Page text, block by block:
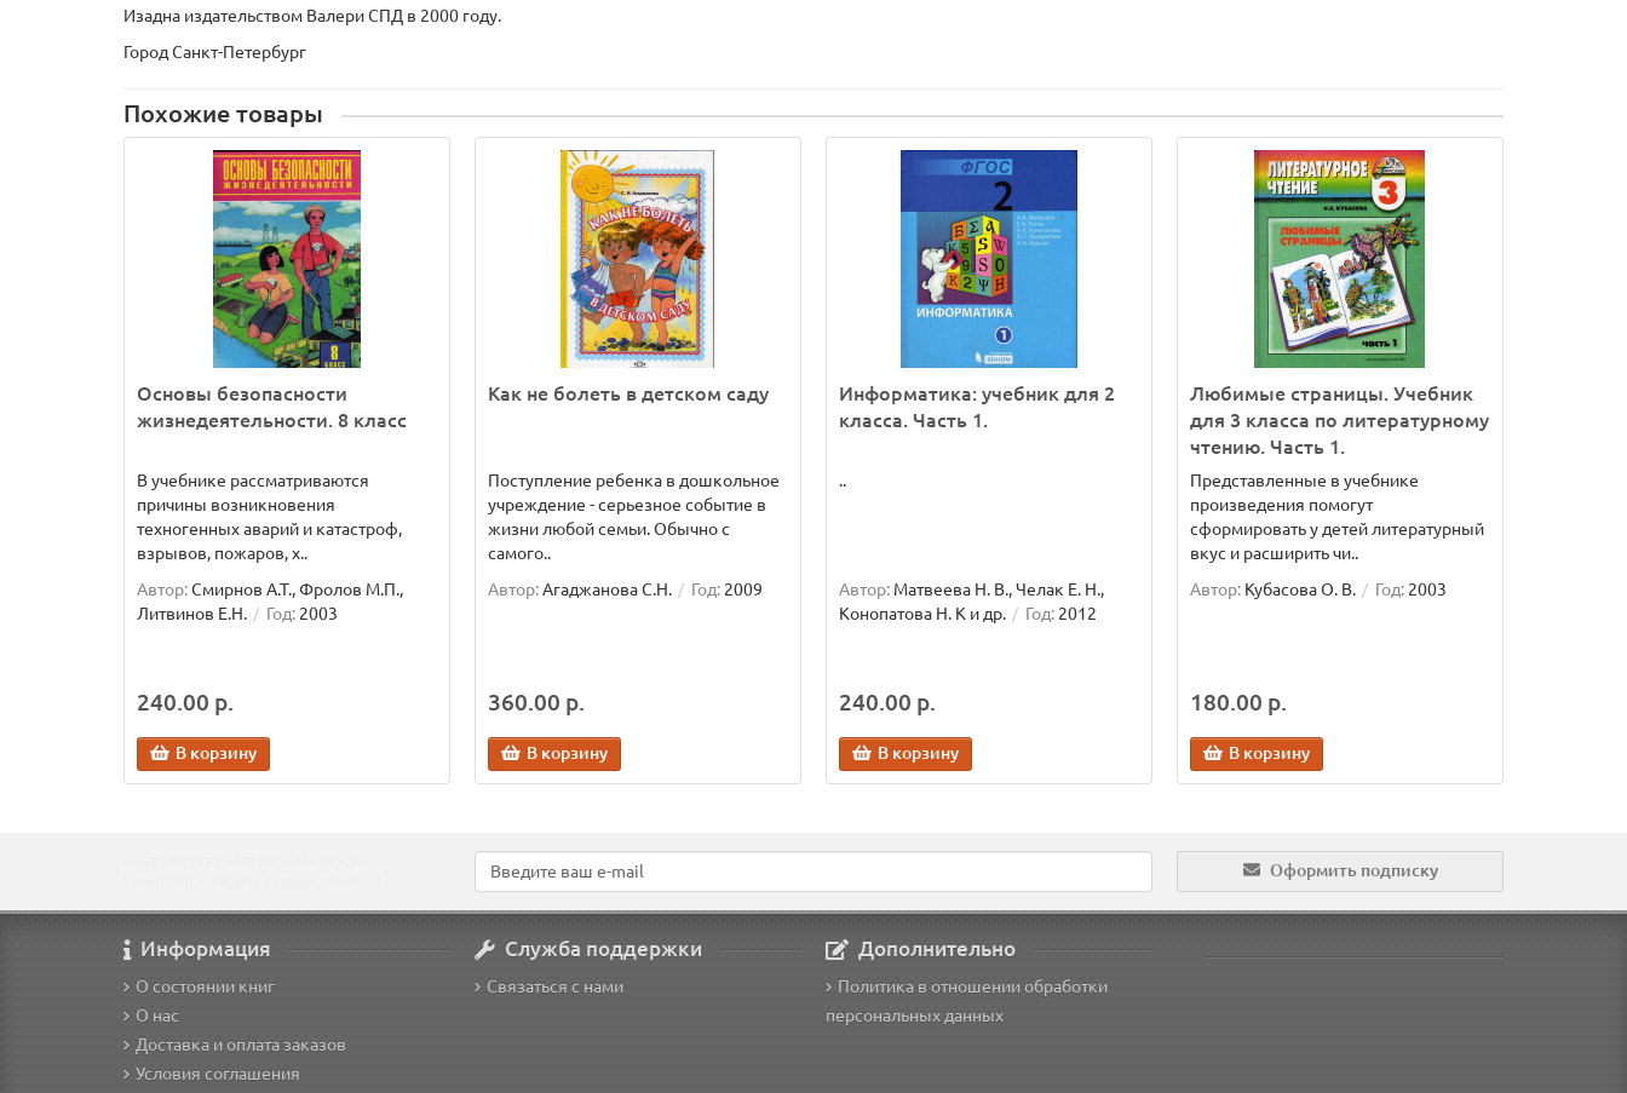
Изадна издательством Валери СПД в 2000 году.
Город Санкт-Петербург
Похожие товары
Основы безопасности
жизнедеятельности. 8 класс
В учебнике рассматриваются
причины возникновения
техногенных аварий и катастроф,
взрывов, пожаров, х..
Автор:Смирнов А.Т., Фролов М.П.,
Литвинов Е.Н.
Год: 2003
240.00 р.
В корзину
Как не болеть в детском саду
Поступление ребенка в дошкольное
учреждение - серьезное событие в
жизни любой семьи. Обычно с
самого..
Автор:Агаджанова С.Н. Год: 2009
360.00 р.
В корзину
Информатика: учебник для 2
класса. Часть 1.
..
Автор: Матвеева Н. В., Челак Е. Н.,
Конопатова Н. К и др.
Год: 2012
240.00 р.
В корзину
Любимые страницы. Учебник
для 3 класса по литературному
чтению. Часть 1.
Представленные в учебнике
произведения помогут
сформировать у детей литературный
вкус и расширить чи..
Автор: Кубасова О. В. Год: 2003
180.00 р.
В корзину
Оформить подписку
Информация
О состоянии книг
О нас
Доставка и оплата заказов
Условия соглашения
Служба поддержки
Связаться с нами
Дополнительно
Политика в отношении обработки
персональных данных